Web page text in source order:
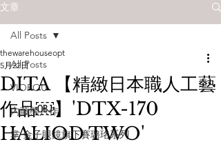
文章
All Posts
VIOROU
內藤熊八作
掌 金子眼鏡旗下賽璐珞系列
All Posts
DITA 【精緻日本職人工藝
作品￼】'DTX-170
HALIOD TWO'
thewarehouseopt
5月22日